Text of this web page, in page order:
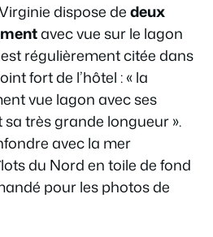
dispose dedeux
avec vue sur le lagon
régulièrement citée dans
fort de l’hôtel :« la
vue lagon avec ses
très grande longueur ».
avec la mer
du Nord en toile de fond
pour les photos de